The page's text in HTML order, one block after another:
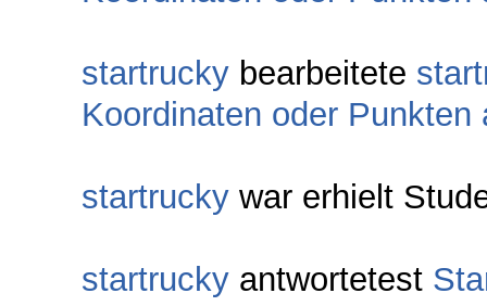
startrucky bearbeitete
Koordinaten oder Punkten
startrucky war erhielt
startrucky antwortetest